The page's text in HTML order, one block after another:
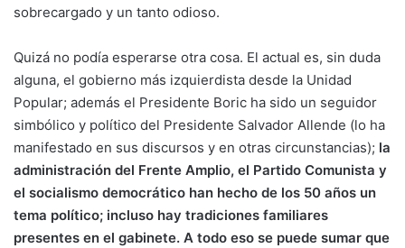
sobrecargado y un tanto odioso.
Quizá no podía esperarse otra cosa. El actual es, sin duda
alguna, el gobierno más izquierdista desde la Unidad
Popular; además el Presidente Boric ha sido un seguidor
simbólico y político del Presidente Salvador Allende (lo ha
manifestado en sus discursos y en otras circunstancias); la
administración del Frente Amplio, el Partido Comunista y
el socialismo democrático han hecho de los 50 años un
tema político; incluso hay tradiciones familiares
presentes en el gabinete. A todo eso se puede sumar que